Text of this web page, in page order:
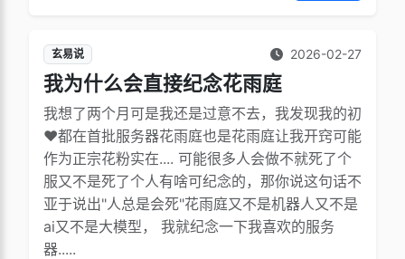
玄易说 2026-02-27
我为什么会直接纪念花雨庭
我想了两个月可是我还是过意不去，我发现我的初
❤️都在首批服务器花雨庭也是花雨庭让我开窍可能
作为正宗花粉实在.... 可能很多人会做不就死了个
服又不是死了个人有啥可纪念的，那你说这句话不
亚于说出"人总是会死"花雨庭又不是机器人又不是
ai又不是大模型， 我就纪念一下我喜欢的服务
器.....